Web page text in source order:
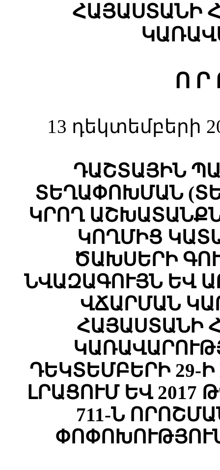
ՀԱՅԱՍՏԱՆԻ
Ո Ր
13 դեկտեմբերի
ԴԱՇՏԱՅԻՆ
ՏԵՂԱՓՈԽՄԱՆ
ԿՐՈՂ
ԿՈՂՄԻՑ
ԾԱԽՍԵՐԻ
ՆՎԱԶԱԳՈՒՅՆ ԵՎ
ՎՃԱՐՄԱՆ
ՀԱՅԱՍՏԱՆԻ
ԴԵԿՏԵՄԲԵՐԻ 29-Ի
ԼՐԱՑՈՒՄ ԵՎ 2017
711-Ն